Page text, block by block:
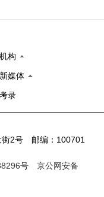
构
媒体
录
街2号 邮编：100701
号
京公网安备